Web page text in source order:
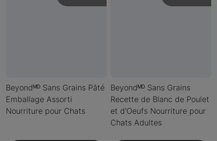
Beyondᴹᴰ Sans Grains Pâté
Emballage Assorti
Nourriture pour Chats
Beyondᴹᴰ Sans Grains
Recette de Blanc de Poulet
et d'Oeufs Nourriture pour
Chats Adultes